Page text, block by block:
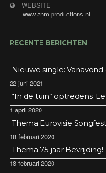
WEBSITE
www.anm-productions.nl
RECENTE BERICHTEN
Nieuwe single: Vanavond
22 juni 2021
“In de tuin” optredens:
1 april 2020
Thema Eurovisie
18 februari 2020
Thema 75 jaar Bevrijding!
18 februari 2020